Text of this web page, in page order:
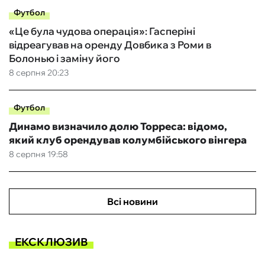
Футбол
8 серпня 20:23
«Це була чудова операція»: Гасперіні
відреагував на оренду Довбика з Роми в
Болонью і заміну його
Футбол
8 серпня 19:58
Динамо визначило долю Торреса: відомо,
який клуб орендував колумбійського вінгера
Всі новини
ЕКСКЛЮЗИВ